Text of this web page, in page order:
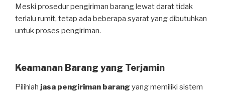
Meski prosedur pengiriman barang lewat darat tidak
terlalu rumit, tetap ada beberapa syarat yang dibutuhkan
untuk proses pengiriman.
Keamanan Barang yang Terjamin
Pilihlah jasa pengiriman barang yang memiliki sistem